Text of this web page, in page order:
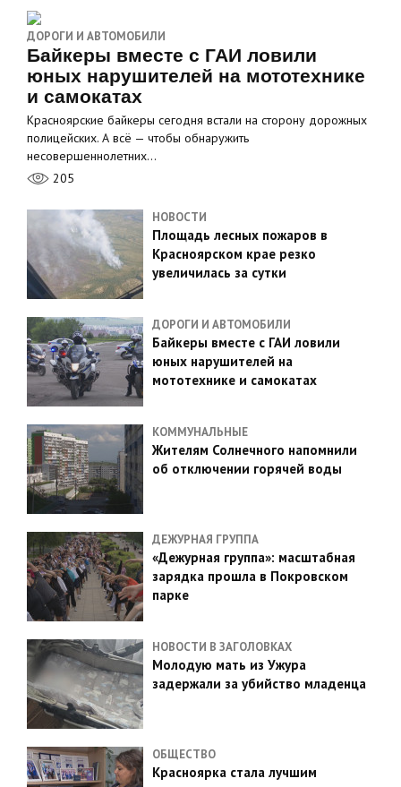
ДОРОГИ И АВТОМОБИЛИ
Байкеры вместе с ГАИ ловили
юных нарушителей на мототехнике
и самокатах
Красноярские байкеры сегодня встали на сторону дорожных
полицейских. А всё — чтобы обнаружить
несовершеннолетних…
205
НОВОСТИ
Площадь лесных пожаров в
Красноярском крае резко
увеличилась за сутки
ДОРОГИ И АВТОМОБИЛИ
Байкеры вместе с ГАИ ловили
юных нарушителей на
мототехнике и самокатах
КОММУНАЛЬНЫЕ
Жителям Солнечного напомнили
об отключении горячей воды
ДЕЖУРНАЯ ГРУППА
«Дежурная группа»: масштабная
зарядка прошла в Покровском
парке
НОВОСТИ В ЗАГОЛОВКАХ
Молодую мать из Ужура
задержали за убийство младенца
ОБЩЕСТВО
Красноярка стала лучшим